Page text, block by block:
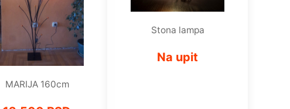
MARIJA 160cm
Stona lampa
Na upit